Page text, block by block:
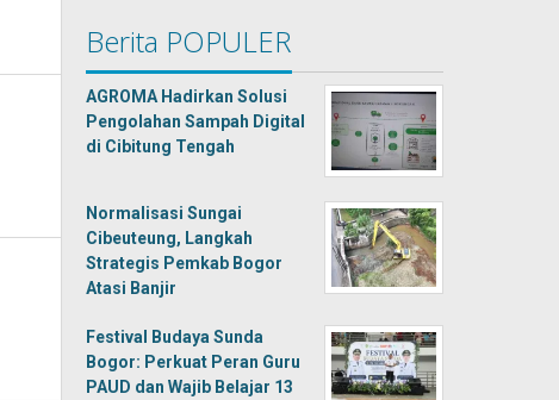
Berita POPULER
AGROMA Hadirkan Solusi
Pengolahan Sampah Digital
di Cibitung Tengah
Normalisasi Sungai
Cibeuteung, Langkah
Strategis Pemkab Bogor
Atasi Banjir
Festival Budaya Sunda
Bogor: Perkuat Peran Guru
PAUD dan Wajib Belajar 13